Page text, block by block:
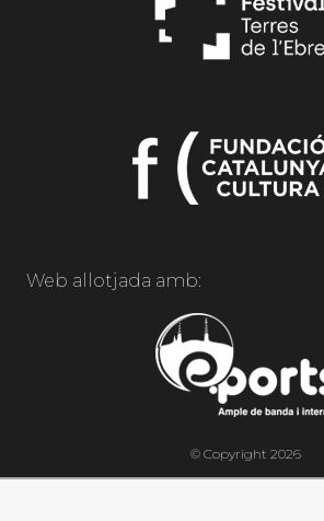
Web allotjada amb:
© Copyright 2026